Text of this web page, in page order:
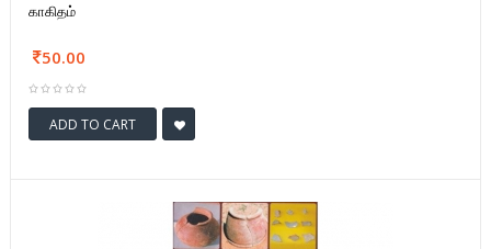
காகிதம்
50.00
ADD TO CART